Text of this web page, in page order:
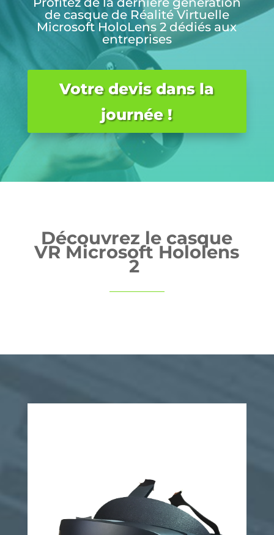
de casque de Réalité Virtuelle
Microsoft HoloLens 2 dédiés aux
entreprises
Votre devis dans la
journée !
Découvrez le casque
VR Microsoft Hololens
2